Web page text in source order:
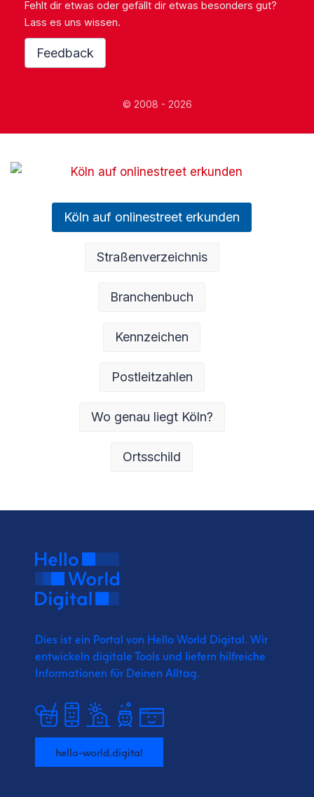
Fehlt dir etwas oder gefällt dir etwas besonders gut?
Lass es uns wissen.
Feedback
© 2008 - 2026
Köln auf onlinestreet erkunden
Straßenverzeichnis
Branchenbuch
Kennzeichen
Postleitzahlen
Wo genau liegt Köln?
Ortsschild
Dies ist ein Portal von Hello World Digital. Wir
entwickeln digitale Tools und liefern hilfreiche
Informationen für Deinen Alltag.
hello-world.digital